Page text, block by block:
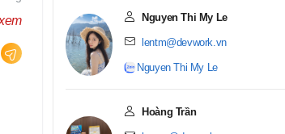
Nguyen Thi My Le
lentm@devwork.vn
Nguyen Thi My Le
Hoàng Trần